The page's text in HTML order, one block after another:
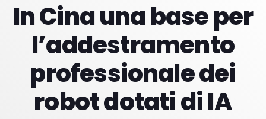
play_arrow
HOME
In Cina una base per
l’addestramento
professionale dei
robot dotati di IA